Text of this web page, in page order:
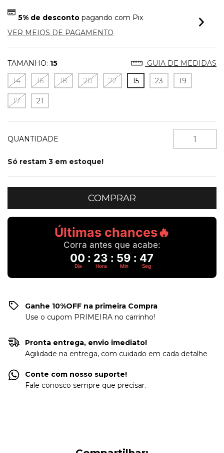
5% de descontopagando com Pix
VER MEIOS DE PAGAMENTO
TAMANHO: 15
GUIA DE MEDIDAS
14
16 18 20 22 15 23 19
17 21
QUANTIDADE
Só restam 3 em estoque!
Últimas chances🔥
Corra antes que acabe:
00 : 23 : 59 : 47
Dia Hora Min Seg
Ganhe 10%OFF na primeira Compra
Use o cupom PRIMEIRA no carrinho!
Pronta entrega, envio imediato!
Agilidade na entrega, com cuidado em cada detalhe
Conte com nosso suporte!
Fale conosco sempre que precisar.